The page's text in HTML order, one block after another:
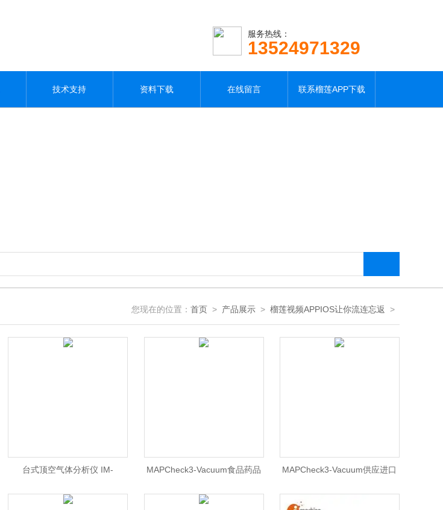
服务热线：
13524971329
技术支持 资料下载 在线留言 联系榴莲APP下载
您现在的位置： 首页 > 产品展示 > 榴莲视频APPIOS让你流连忘返 >
台式顶空气体分析仪 IM-
CheckMate 4
MAPCheck3-Vacuum食品药品
在线榴莲视频APPIOS让你流连
MAPCheck3-Vacuum供应进口
在线顶空气体分析仪